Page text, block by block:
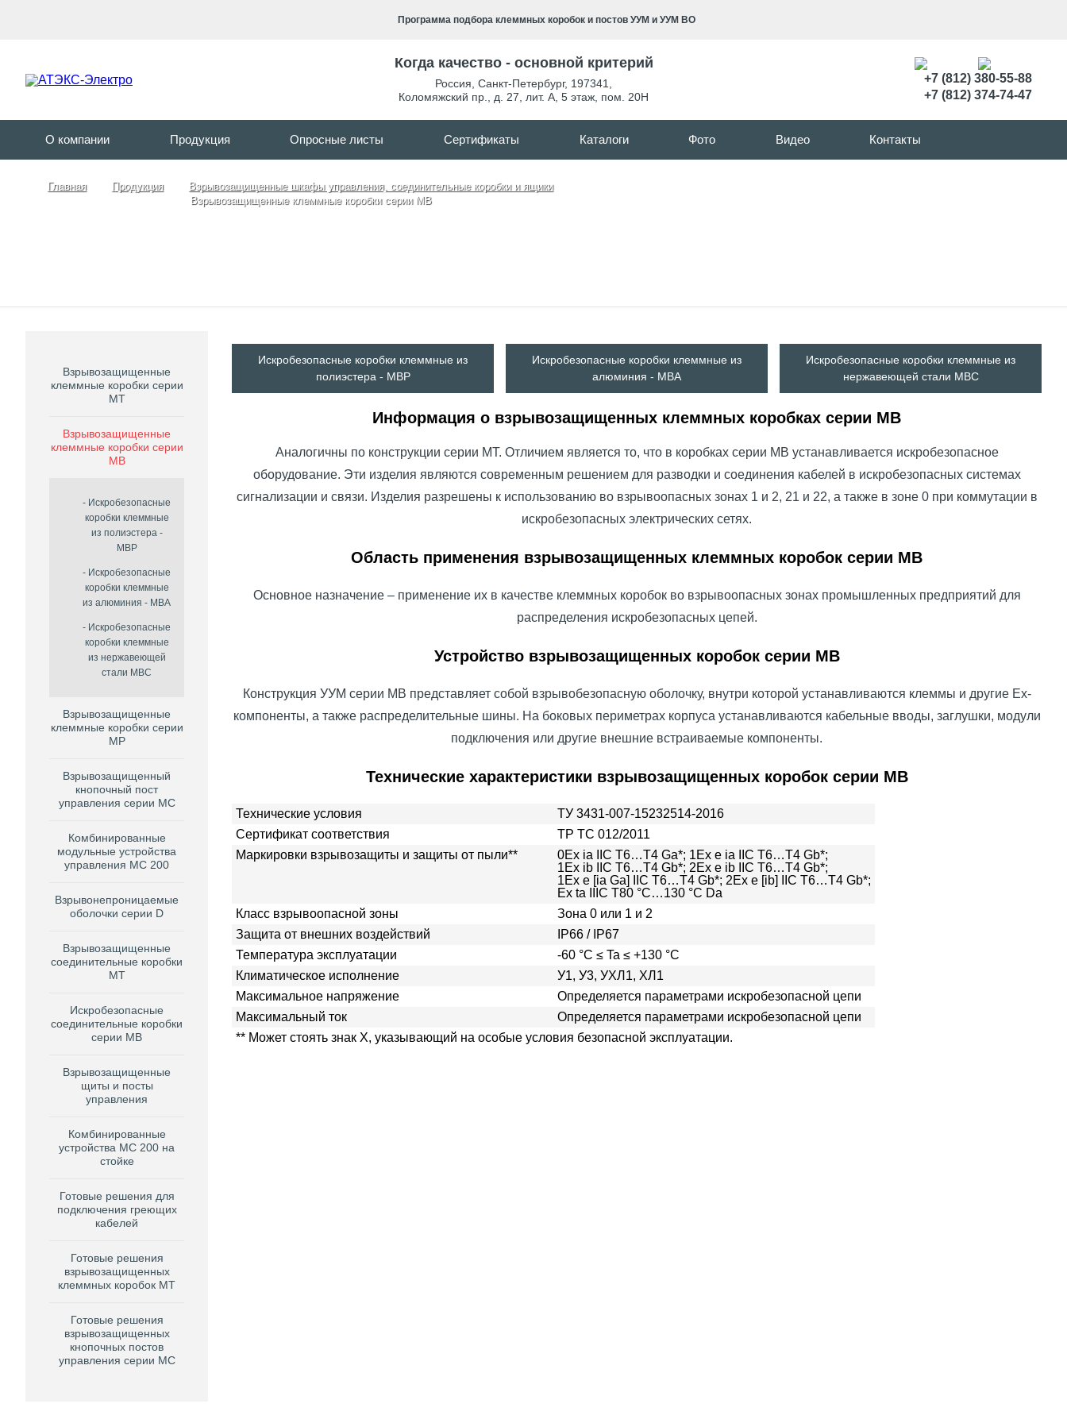
Программа подбора клеммных коробок и постов УУМ и УУМ ВО
Когда качество - основной критерий
Россия Санкт-Петербург, 197341
Коломяжский пр., д. 27, лит. А, 5 этаж, пом. 20Н
+7 (812) 380-55-88
+7 (812) 374-74-47
О компании Продукция Опросные листы Сертификаты Каталоги Фото Видео Контакты
Главная Продукция
Взрывозащищенные шкафы управления, соединительные коробки и ящики
Взрывозащищенные клеммные коробки серии MB
Взрывозащищенные
клеммные коробки серии
MT
Взрывозащищенные
клеммные коробки серии
MB
Искробезопасные
коробки клеммные
из полиэстера -
МВР
Искробезопасные
коробки клеммные
из алюминия - МВА
Искробезопасные
коробки клеммные
из нержавеющей
стали МВС
Взрывозащищенные
клеммные коробки серии
MP
Взрывозащищенный
кнопочный пост
управления серии MC
Комбинированные
модульные устройства
управления MC 200
Взрывонепроницаемые
оболочки серии D
Взрывозащищенные
соединительные коробки
МТ
Искробезопасные
соединительные коробки
серии МВ
Взрывозащищенные
щиты и посты
управления
Комбинированные
устройства MC 200 на
стойке
Готовые решения для
подключения греющих
кабелей
Готовые решения
взрывозащищенных
клеммных коробок МТ
Готовые решения
взрывозащищенных
кнопочных постов
управления серии MС
Искробезопасные коробки клеммные из
полиэстера - МВР
Искробезопасные коробки клеммные из
алюминия - МВА
Искробезопасные коробки клеммные из
нержавеющей стали МВС
Информация о взрывозащищенных клеммных коробках серии МВ
Аналогичны по конструкции серии МТ. Отличием является то, что в коробках серии МВ устанавливается искробезопасное
оборудование. Эти изделия являются современным решением для разводки и соединения кабелей в искробезопасных системах
сигнализации и связи. Изделия разрешены к использованию во взрывоопасных зонах 1 и 2, 21 и 22, а также в зоне 0 при коммутации в
искробезопасных электрических сетях.
Область применения взрывозащищенных клеммных коробок серии МВ
Основное назначение – применение их в качестве клеммных коробок во взрывоопасных зонах промышленных предприятий для
распределения искробезопасных цепей.
Устройство взрывозащищенных коробок серии МВ
Конструкция УУМ серии МB представляет собой взрывобезопасную оболочку, внутри которой устанавливаются клеммы и другие Ех-
компоненты, а также распределительные шины. На боковых периметрах корпуса устанавливаются кабельные вводы, заглушки, модули
подключения или другие внешние встраиваемые компоненты.
Технические характеристики взрывозащищенных коробок серии МВ
Технические условия
ТУ 3431-007-15232514-2016
Сертификат соответствия
ТР ТС 012/2011
Маркировки взрывозащиты и защиты от пыли**
0Ех ia IIС T6…T4 Ga*; 1Ех e ia IIС T6…T4 Gb*;
1Ех ib IIС T6…T4 Gb*; 2Ех e ib IIС T6…T4 Gb*;
1Ех e [ia Ga] IIС T6…T4 Gb*; 2Ех e [ib] IIС T6…T4 Gb*;
Ex ta IIIC T80 °C…130 °C Da
Класс взрывоопасной зоны
Зона 0 или 1 и 2
Защита от внешних воздействий
IP66 / IP67
Температура эксплуатации
-60 °C ≤ Ta ≤ +130 °C
Климатическое исполнение
У1, У3, УХЛ1, ХЛ1
Максимальное напряжение
Определяется параметрами искробезопасной цепи
Максимальный ток
Определяется параметрами искробезопасной цепи
** Может стоять знак Х, указывающий на особые условия безопасной эксплуатации.